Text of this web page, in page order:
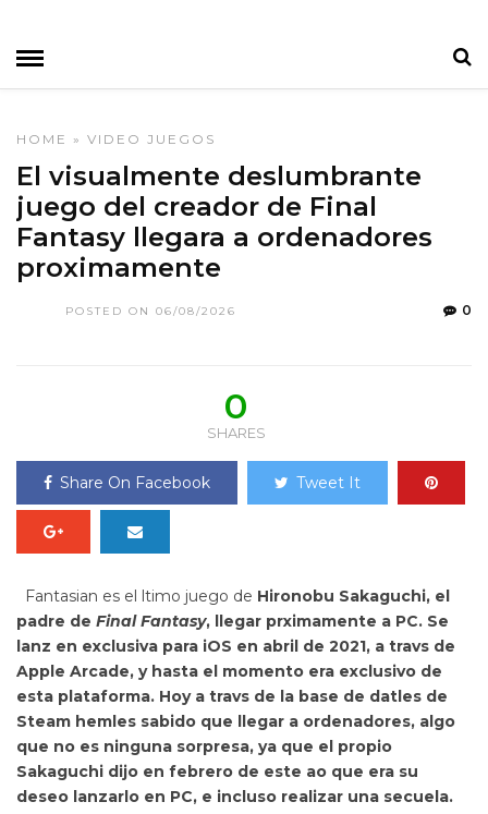
HOME » VIDEO JUEGOS
El visualmente deslumbrante
juego del creador de Final
Fantasy llegara a ordenadores
proximamente
POSTED ON 06/08/2026 0
0
SHARES
Share On Facebook Tweet It
Fantasian es el ltimo juego de Hironobu Sakaguchi, el
padre de Final Fantasy, llegar prximamente a PC. Se
lanz en exclusiva para iOS en abril de 2021, a travs de
Apple Arcade, y hasta el momento era exclusivo de
esta plataforma. Hoy a travs de la base de datles de
Steam hemles sabido que llegar a ordenadores, algo
que no es ninguna sorpresa, ya que el propio
Sakaguchi dijo en febrero de este ao que era su
deseo lanzarlo en PC, e incluso realizar una secuela.